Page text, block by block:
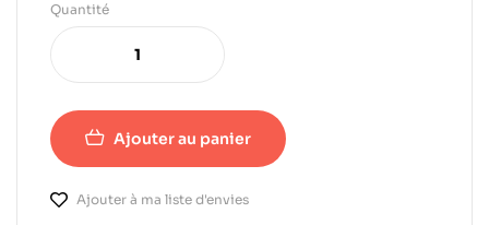
Quantité
Ajouter au panier
Ajouter à ma liste d'envies